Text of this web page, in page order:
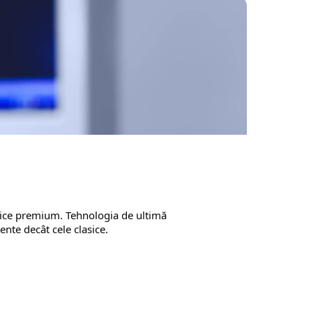
premium. Tehnologia de ultimă
decât cele clasice.